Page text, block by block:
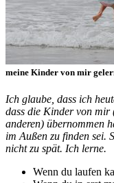
meine Kinder von mir
Ich glaube, dass ich
dass die Kinder von mir
anderen) übernommen
im Außen zu finden sei.
nicht zu spät. Ich lerne.
Wenn du laufen